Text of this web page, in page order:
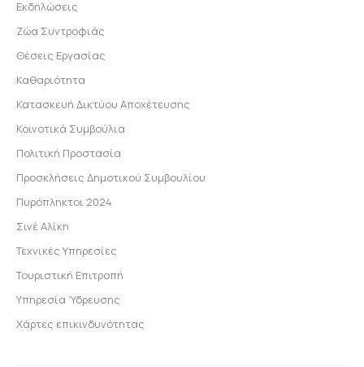
Εκδηλώσεις
Ζώα Συντροφιάς
Θέσεις Εργασίας
Καθαριότητα
Κατασκευή Δικτύου Αποχέτευσης
Κοινοτικά Συμβούλια
Πολιτική Προστασία
Προσκλήσεις Δημοτικού Συμβουλίου
Πυρόπληκτοι 2024
Σινέ Αλίκη
Τεχνικές Υπηρεσίες
Τουριστική Επιτροπή
Υπηρεσία Ύδρευσης
Χάρτες επικινδυνότητας